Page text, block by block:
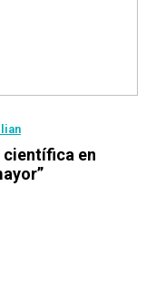
científica en